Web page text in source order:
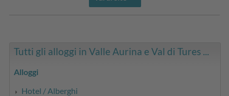
Tutti gli alloggi in Valle Aurina e Val di Tures ...
Alloggi
Hotel / Alberghi